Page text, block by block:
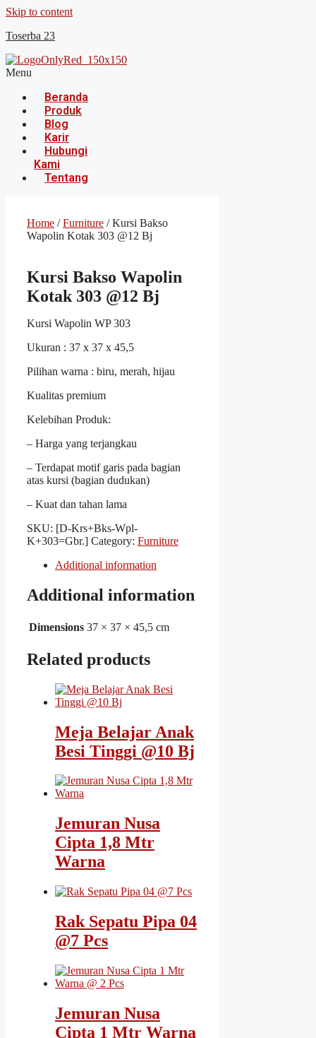
Skip to content
Toserba 23
Menu
Beranda
Produk
Blog
Karir
Hubungi
Kami
Tentang
Home /Furniture / Kursi Bakso
Wapolin Kotak 303 @12 Bj
Kursi Bakso Wapolin
Kotak 303 @12 Bj
Kursi Wapolin WP 303
Ukuran : 37 x 37 x 45,5
Pilihan warna : biru, merah, hijau
Kualitas premium
Kelebihan Produk:
– Harga yang terjangkau
– Terdapat motif garis pada bagian
atas kursi (bagian dudukan)
– Kuat dan tahan lama
SKU: [D-Krs+Bks-Wpl-
K+303=Gbr.] Category: Furniture
Additional information
Additional information
Dimensions 37 × 37 × 45,5 cm
Related products
Meja Belajar Anak
Besi Tinggi @10 Bj
Jemuran Nusa
Cipta 1,8 Mtr
Warna
Rak Sepatu Pipa 04
@7 Pcs
Jemuran Nusa
Cipta 1 Mtr Warna